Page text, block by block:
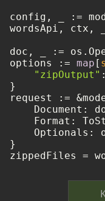
config, _ :=
wordsApi, ctx,
doc, _ :=
options := map [
"zipOutput"
}
request :=
Document:
Format:
Optionals:
}
zippedFiles =